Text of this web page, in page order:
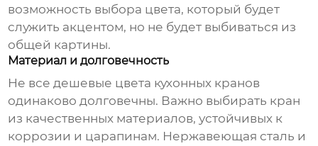
возможность выбора цвета, который будет
служить акцентом, но не будет выбиваться из
общей картины.
Материал и долговечность
Не вседешевые цвета кухонных кранов
одинаково долговечны. Важно выбирать кран
из качественных материалов, устойчивых к
коррозии и царапинам. Нержавеющая сталь и